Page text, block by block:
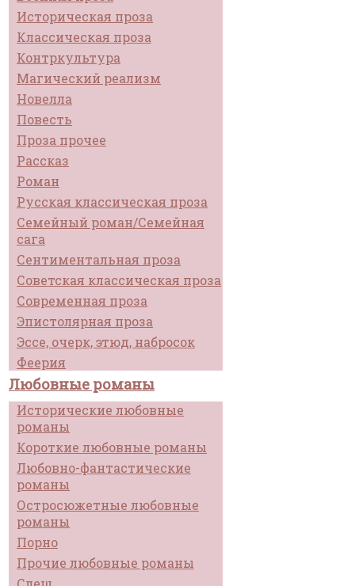
Историческая проза
Классическая проза
Контркультура
Магический реализм
Новелла
Повесть
Проза прочее
Рассказ
Роман
Русская классическая проза
Семейный роман/Семейная
сага
Сентиментальная проза
Советская классическая проза
Современная проза
Эпистолярная проза
Эссе, очерк, этюд, набросок
Феерия
Любовные романы
Исторические любовные
романы
Короткие любовные романы
Любовно-фантастические
романы
Остросюжетные любовные
романы
Порно
Прочие любовные романы